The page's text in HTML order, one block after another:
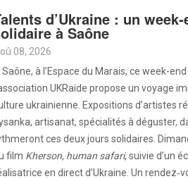
d’Ukraine : un
à Saône
08, 2026
Saône, à l’Espace du Marais, ce week-
UKRaide propose un voyage
ukrainienne. Expositions d’artistes
artisanat, spécialités à déguster,
ces deux jours solidaires.
film Kherson, human safari, suivie d’un
en direct d’Ukraine. Un